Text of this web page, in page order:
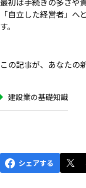
「自立した経営者」
す。
この記事が、あなたの
建設業の基礎知識
シェアする